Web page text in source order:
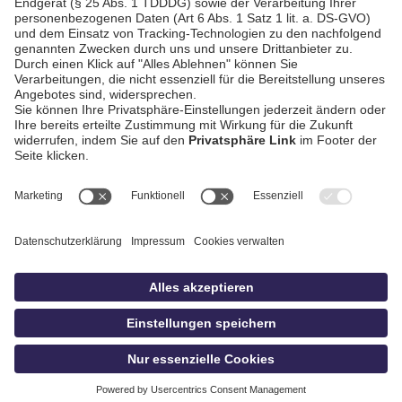
AGB / Gewinnspiele
Datenschutz
Impressum
idowa.de
Privatsphäre